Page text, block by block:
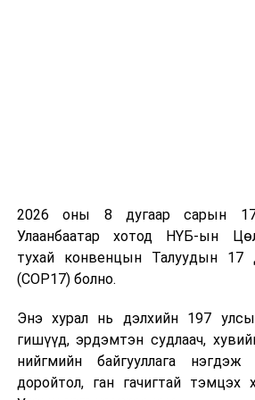
компаниудыг хар жагсаалтад
ӨМНӨХ МЭДЭЭ
“Гамшгийн эрсдэлийг бууруулах
бодлого, үйл ажиллагаа” сэдвээр
2026 оны 8 дугаар сарын
Улаанбаатар хотод НҮБ-ын
тухай конвенцын Талуудын 17
(COP17) болно.
Энэ хурал нь дэлхийн 197
гишүүд, эрдэмтэн судлаач,
нийгмийн байгууллага
доройтол, ган гачигтай